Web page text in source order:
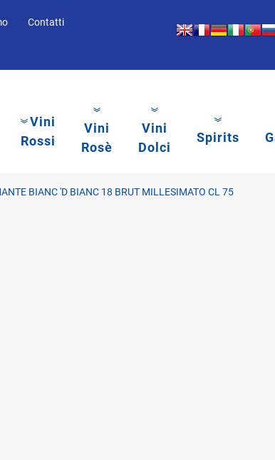
Contatti
Vini
Rossi
Vini
Rosè
Vini
Dolci
Spirits
BIANC 'D BIANC 18 BRUT MILLESIMATO CL 75